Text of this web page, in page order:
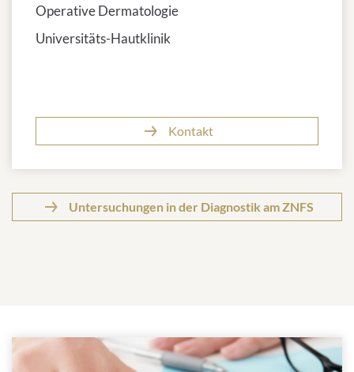
Operative Dermatologie
Universitäts-Hautklinik
Kontakt
Untersuchungen in der Diagnostik am ZNFS